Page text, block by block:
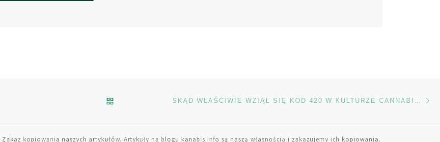
POWRÓT DO LISTY POSTÓW
kopiowania naszych artykułów. Artykuły na blogu kanabis.info są naszą własnością i zakazujemy ich kopiowania.